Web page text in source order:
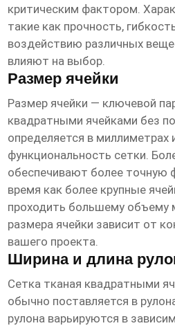
критическим фактором.
такие как прочность,
воздействию различных
влияют на выбор.
Размер ячейки
Размер ячейки — ключевой
квадратными ячейками без
определяется в миллиметрах
функциональность сетки.
обеспечивают более точную
время как более крупные
проходить большему объему
размера ячейки зависит от
вашего проекта.
Ширина и длина
Сетка тканая квадратными
обычно поставляется в
рулона варьируются в